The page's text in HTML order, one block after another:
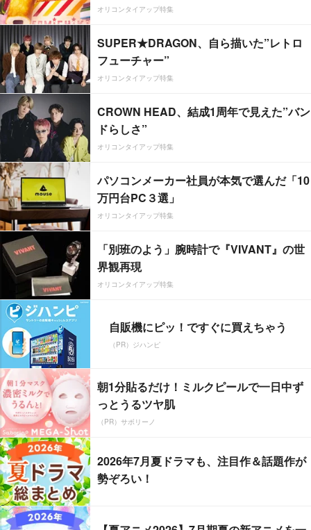
オリコンタイアップ特集
SUPER★DRAGON、自ら描いた”レトロ
フューチャー”
オリコンタイアップ特集
CROWN HEAD、結成1周年で見えた”バン
ドらしさ”
オリコンタイアップ特集
パソコンメーカー社員が本気で選んだ「10
万円台PC３選」
オリコンタイアップ特集
「別班のよう」腕時計で『VIVANT』の世
界観再現
オリコンタイアップ特集
自販機にピッ！ですぐに買えちゃう
（PR）ジハンピ
朝1分貼るだけ！ミルクピールで一日中ず
っとうるツヤ肌
（PR）サボリーノ
2026年7月夏ドラマも、注目作＆話題作が
勢ぞろい！